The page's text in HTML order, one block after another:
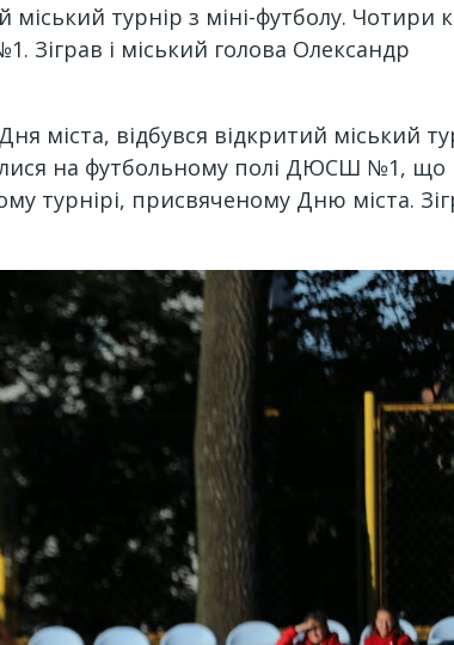
турнір з міні-футболу. Чотири
Зіграв і міський голова Олександр
міста, відбувся відкритий міський
на футбольному полі ДЮСШ №1, що
турнірі, присвяченому Дню міста.